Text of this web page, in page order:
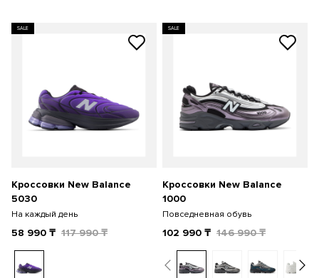
SALE
Кроссовки New Balance
5030
На каждый день
58 990 ₸ 117 990₸
SALE
Кроссовки New Balance
1000
Повседневная обувь
102 990 ₸ 146 990₸